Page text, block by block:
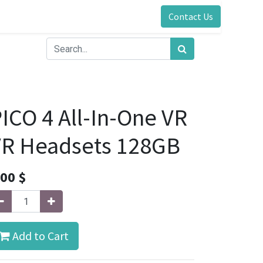
Contact Us
4 All-In-One VR
Headsets 128GB
$
Add to Cart